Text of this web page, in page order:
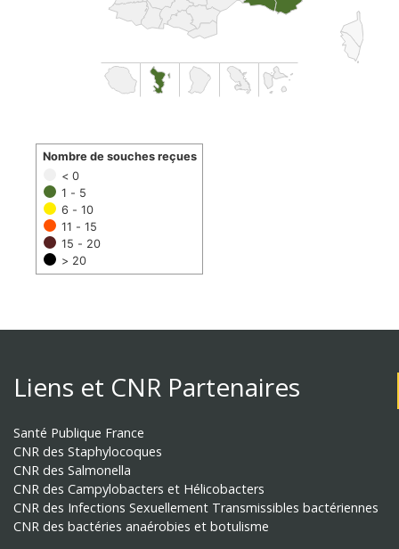
< 0
1 - 5
6 - 10
11 - 15
15 - 20
> 20
Nombre de souches reçues
Liens et CNR Partenaires
Santé Publique France
CNR des Staphylocoques
CNR des Salmonella
CNR des Campylobacters et Hélicobacters
CNR des Infections Sexuellement Transmissibles bactériennes
CNR des bactéries anaérobies et botulisme